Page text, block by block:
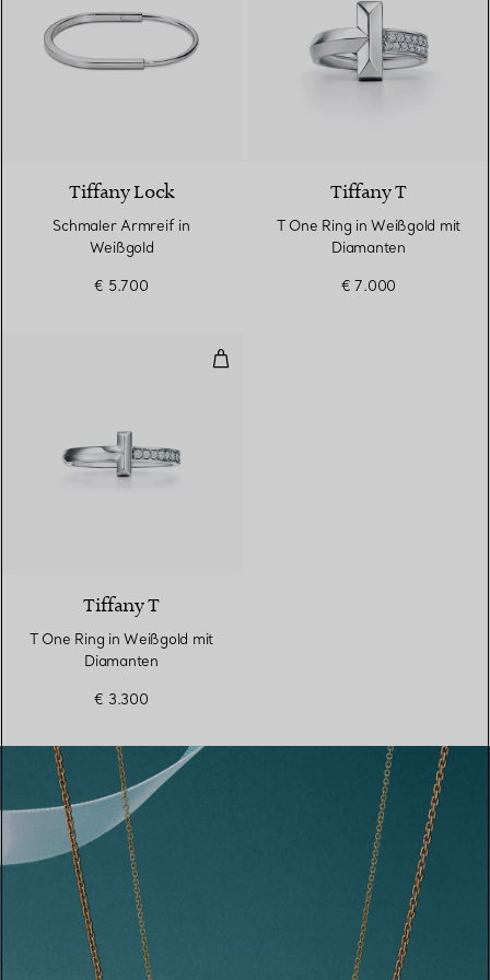
Tiffany Lock
Schmaler Armreif in
Weißgold
€ 5.700
Tiffany T
T One Ring in Weißgold mit
Diamanten
€ 7.000
T One Ring in Weißgold mit
Tiffany T
T One Ring in Weißgold mit
Diamanten
€ 3.300